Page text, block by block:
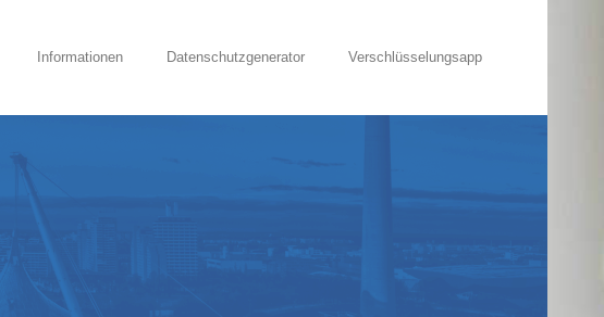
Informationen Datenschutzgenerator Verschlüsselungsapp